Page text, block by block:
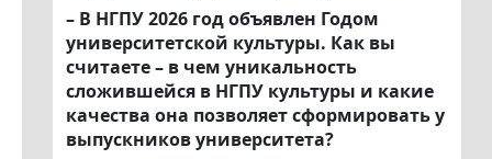
– В НГПУ 2026 год объявлен Годом
университетской культуры. Как вы
считаете – в чем уникальность
сложившейся в НГПУ культуры и какие
качества она позволяет сформировать у
выпускников университета?